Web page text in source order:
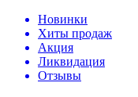
Новинки
Хиты продаж
Акция
Ликвидация
Отзывы